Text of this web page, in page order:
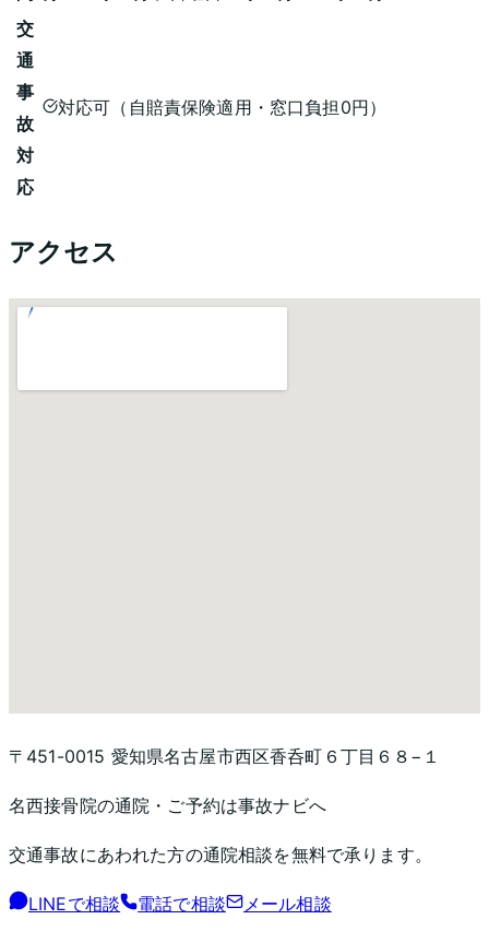
交
通
事
故
対
応
対応可（自賠責保険適用・窓口負担0円）
アクセス
〒451-0015 愛知県名古屋市西区香呑町６丁目６８−１
名西接骨院の通院・ご予約は事故ナビへ
交通事故にあわれた方の通院相談を無料で承ります。
LINEで相談 電話で相談 メール相談